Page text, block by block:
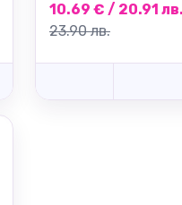
10.69 € / 20.91 лв.
23.90 лв.